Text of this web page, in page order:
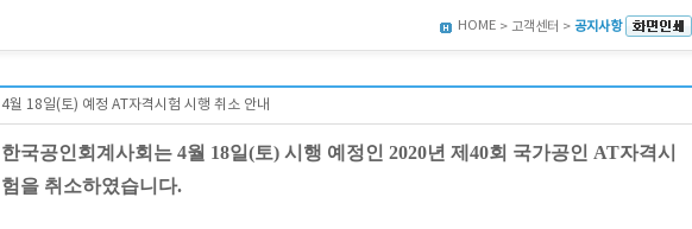
HOME > 고객센터 > 공지사항
4월 18일(토) 예정 AT자격시험 시행 취소 안내
한국공인회계사회는 4월 18일(토) 시행 예정인 2020년 제 40회 국가공인 AT자격시
험을 취소하였습니다.